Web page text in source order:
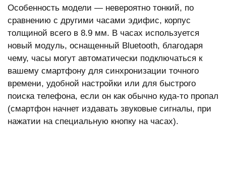
Особенность модели — невероятно тонкий, по
сравнению с другими часами эдифис, корпус
толщиной всего в 8.9 мм. В часах используется
новый модуль, оснащенный Bluetooth, благодаря
чему, часы могут автоматически подключаться к
вашему смартфону для синхронизации точного
времени, удобной настройки или для быстрого
поиска телефона, если он как обычно куда-то пропал
(смартфон начнет издавать звуковые сигналы, при
нажатии на специальную кнопку на часах).